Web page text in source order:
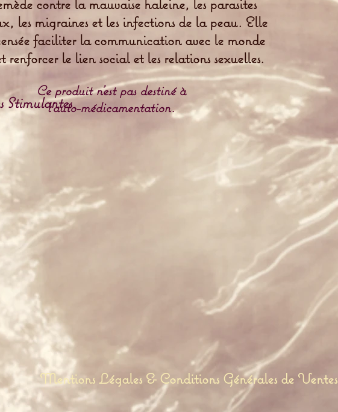
Stimulantes
contre la mauvaise haleine, les parasites
les migraines et les infections de la peau. Elle
faciliter la communication avec le monde
renforcer le lien social et les relations sexuelles.
Ce produit n'est pas destiné à
l'auto-médicamentation.
Mentions Légales & Conditions Générales de Ventes